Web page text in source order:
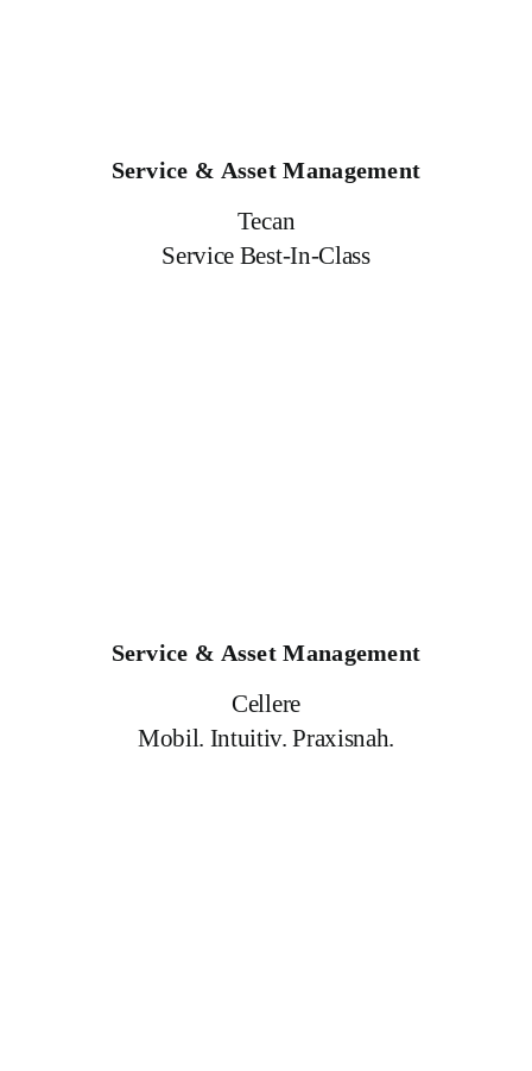
Service & Asset Management
Tecan
Service Best-In-Class
Service & Asset Management
Cellere
Mobil. Intuitiv. Praxisnah.